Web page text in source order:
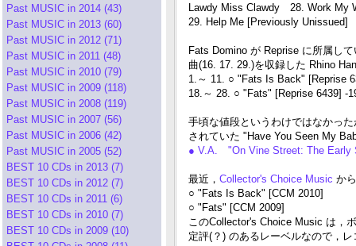
Past MUSIC in 2014 (43)
Past MUSIC in 2013 (60)
Past MUSIC in 2012 (71)
Past MUSIC in 2011 (48)
Past MUSIC in 2010 (79)
Past MUSIC in 2009 (118)
Past MUSIC in 2008 (119)
Past MUSIC in 2007 (56)
Past MUSIC in 2006 (42)
Past MUSIC in 2005 (52)
BEST 10 CDs in 2013 (7)
BEST 10 CDs in 2012 (7)
BEST 10 CDs in 2011 (6)
BEST 10 CDs in 2010 (7)
BEST 10 CDs in 2009 (10)
Lawdy Miss Clawdy 28. Work My
29. Help Me [Previously Unissued]
Fats Domino が Reprise に所属し
曲(16. 17. 29.)を収録した Rhino
1.～ 11. ○ "Fats Is Back" [Reprise
18.～ 28. ○ "Fats" [Reprise 6439] -
手頃な値段というわけではなかっ
されていた "Have You Seen My
● V.A. "On Vine Street: The Early
最近， Collector's Choice Music か
○ "Fats Is Back" [CCM 2010]
○ "Fats" [CCM 2009]
このCollector's Choice Music は，
定評(？) のあるレーベルなので，